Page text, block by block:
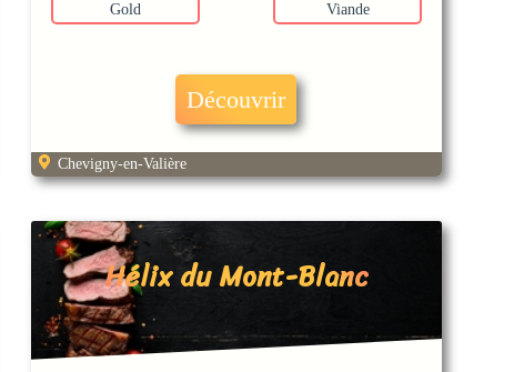
Gold Viande
Découvrir
Chevigny-en-Valière
Hélix du Mont-Blanc